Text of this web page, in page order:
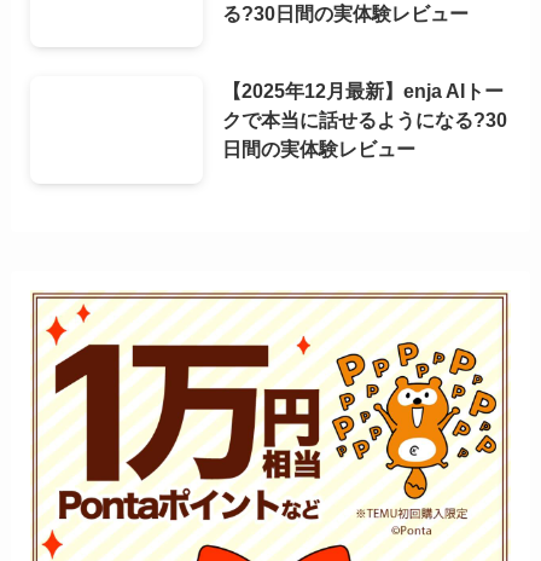
る?30日間の実体験レビュー
【2025年12月最新】enja AIトー
クで本当に話せるようになる?30
日間の実体験レビュー